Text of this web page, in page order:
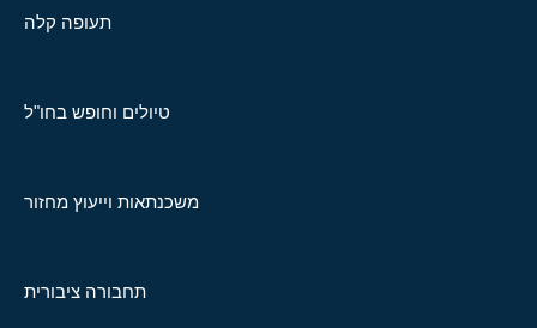
תעופה קלה
טיולים וחופש בחו"ל
משכנתאות וייעוץ מחזור
תחבורה ציבורית